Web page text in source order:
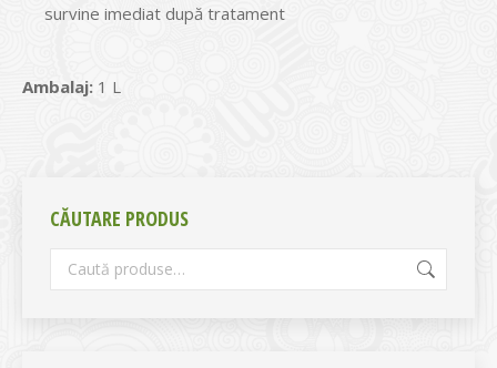
survine imediat după tratament
Ambalaj: 1 L
CĂUTARE PRODUS